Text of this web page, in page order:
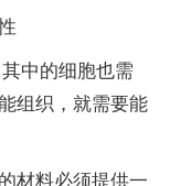
中的细胞也需
组织，就需要能
材料必须提供一